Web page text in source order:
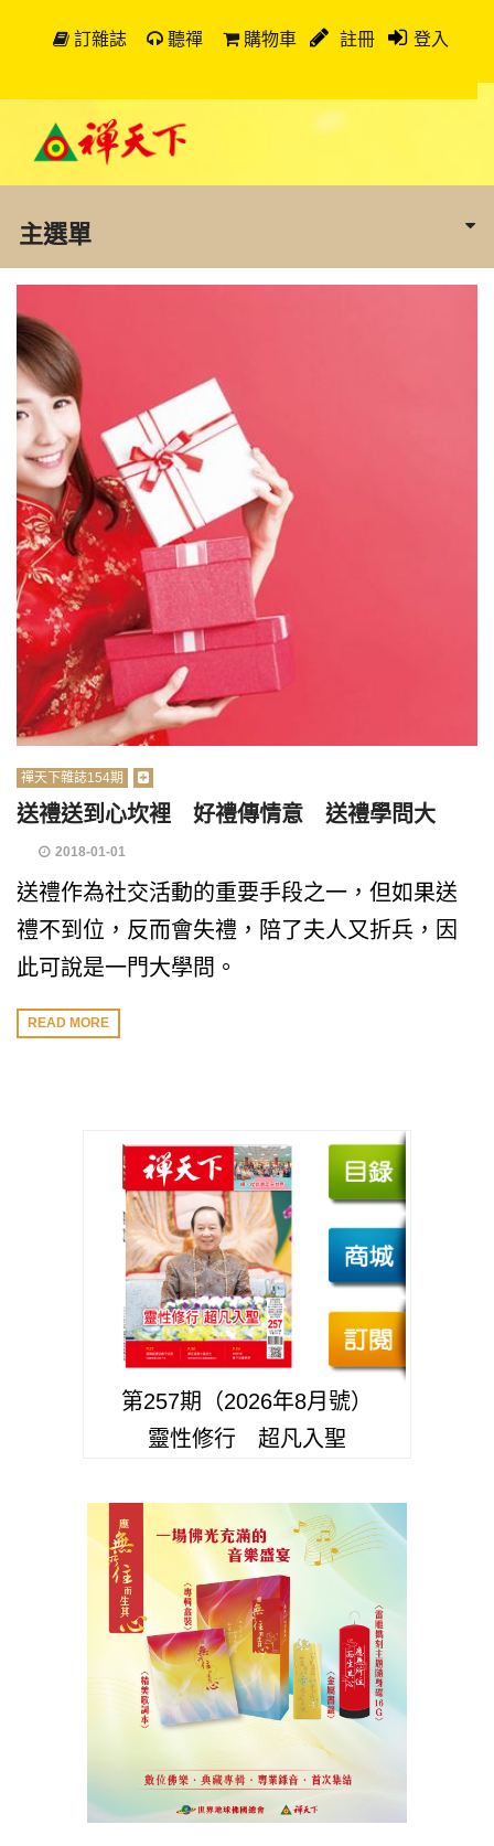
訂雜誌 聽禪 購物車 註冊 登入
主選單
禪天下雜誌154期
送禮送到心坎裡 好禮傳情意 送禮學問大
2018-01-01
送禮作為社交活動的重要手段之一，但如果送
禮不到位，反而會失禮，陪了夫人又折兵，因
此可說是一門大學問。
READ MORE
第257期（2026年8月號）
靈性修行 超凡入聖